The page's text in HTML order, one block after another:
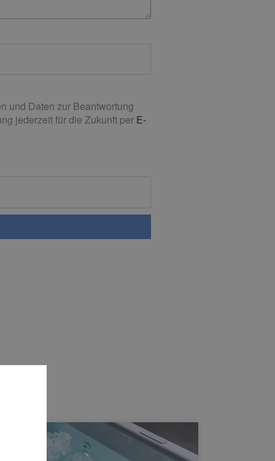
und Daten zur Beantwortung
jederzeit für die Zukunft per E-